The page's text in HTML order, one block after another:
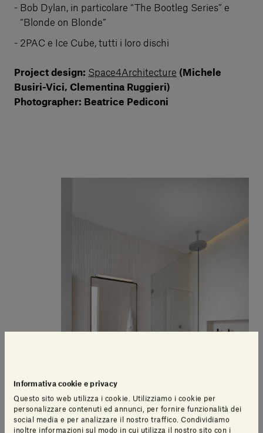
Informativa cookie e privacy
Questo sito web utilizza i cookie. Utilizziamo i cookie per
personalizzare contenuti ed annunci, per fornire funzionalità dei
social media e per analizzare il nostro traffico. Condividiamo
inoltre informazioni sul modo in cui utilizza il nostro sito con i
Bob Dylan, in particolare “The Bootleg Series” e
“Blonde on Blonde”
2PAC e Ice Cube, tutti i loro dischi
Project design: Space4Architecture (Michele
Busiri-Vici, Clementina Ruggieri)
Photographer: Beatrice Pediconi